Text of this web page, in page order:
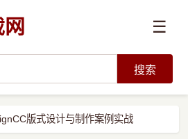
☰
搜索
版式设计与制作案例实战